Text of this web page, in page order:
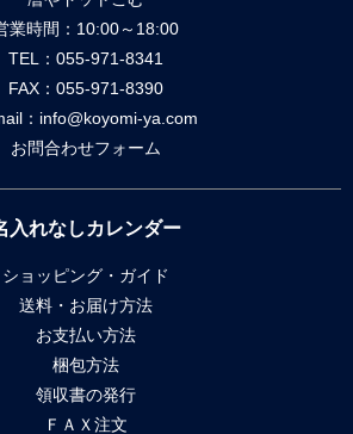
業時間：10:00～18:00
TEL：055-971-8341
FAX：055-971-8390
： info@koyomi-ya.com
お問合わせフォーム
入れなしカレンダー
ショッピング・ガイド
送料・お届け方法
お支払い方法
梱包方法
領収書の発行
ＦＡＸ注文